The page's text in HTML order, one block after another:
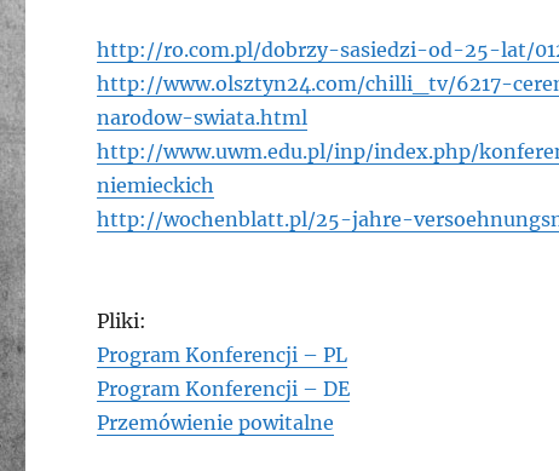
http://ro.com.pl/dobrzy-sasiedzi-od-25-lat/
http://www.olsztyn24.com/chilli_tv/6217-
narodow-swiata.html
http://www.uwm.edu.pl/inp/index.php/
niemieckich
http://wochenblatt.pl/25-jahre-
Pliki:
Program Konferencji – PL
Program Konferencji – DE
Przemówienie powitalne